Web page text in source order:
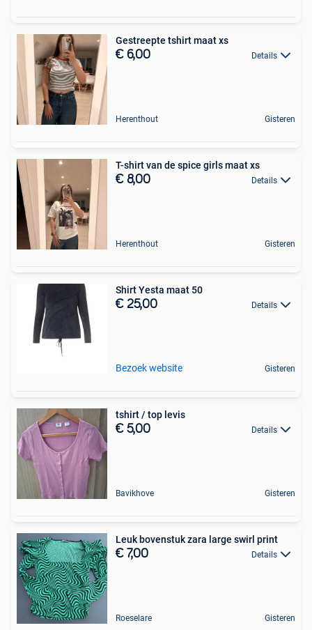
Gestreepte tshirt maat xs
€ 6,00 Details
Herenthout Gisteren
T-shirt van de spice girls maat xs
€ 8,00 Details
Herenthout Gisteren
Shirt Yesta maat 50
€ 25,00 Details
Bezoek website Gisteren
tshirt / top levis
€ 5,00 Details
Bavikhove Gisteren
Leuk bovenstuk zara large swirl print
€ 7,00 Details
Roeselare Gisteren